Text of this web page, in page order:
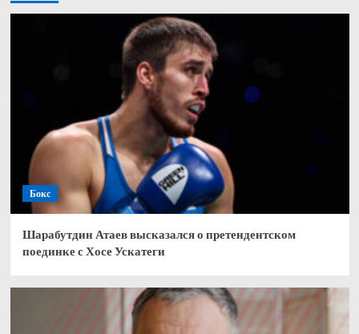
Бокс
Шарабутдин Атаев высказался о претендентском
поединке с Хосе Ускатеги